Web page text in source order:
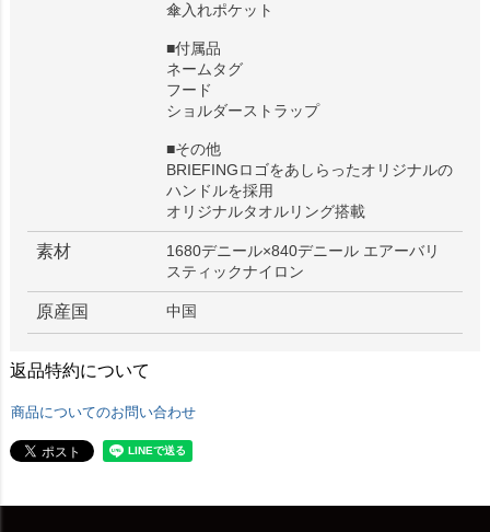
傘入れポケット
■付属品
ネームタグ
フード
ショルダーストラップ
■その他
BRIEFINGロゴをあしらったオリジナルの
ハンドルを採用
オリジナルタオルリング搭載
素材
1680デニール×840デニール エアーバリ
スティックナイロン
原産国 中国
返品特約について
商品についてのお問い合わせ